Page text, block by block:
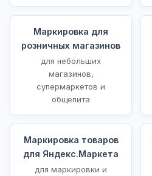
Маркировка для
розничных магазинов
для небольших
магазинов,
супермаркетов и
общепита
Маркировка товаров
для Яндекс.Маркета
для маркировки и